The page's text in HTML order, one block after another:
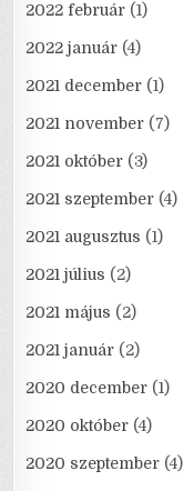
2022 február (1)
2022 január (4)
2021 december (1)
2021 november (7)
2021 október (3)
2021 szeptember (4)
2021 augusztus (1)
2021 július (2)
2021 május (2)
2021 január (2)
2020 december (1)
2020 október (4)
2020 szeptember (4)